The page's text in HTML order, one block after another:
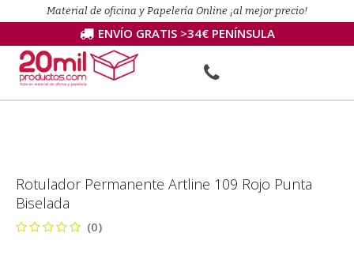
Material de oficina y Papelería Online ¡al mejor precio!
ENVÍO GRATIS >34€ PENÍNSULA
Rotulador Permanente Artline 109 Rojo Punta
Biselada
(0)